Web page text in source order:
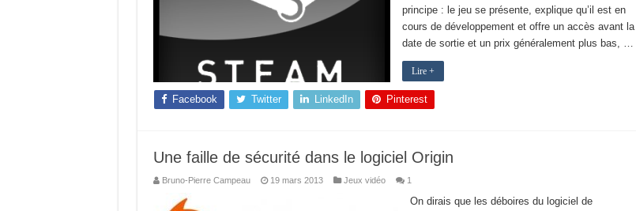
principe : le jeu se présente, explique qu’il est en
cours de développement et offre un accès avant la
date de sortie et un prix généralement plus bas, …
Lire +
Facebook Twitter LinkedIn Pinterest
Une faille de sécurité dans le logiciel Origin
Bruno-Pierre Campeau 19 mars 2013 Jeux vidéo 1
On dirais que les déboires du logiciel de